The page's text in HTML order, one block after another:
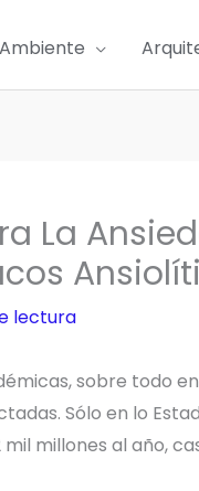
Ambiente
La
lectura
sobre todo
Sólo en lo
millones al año,